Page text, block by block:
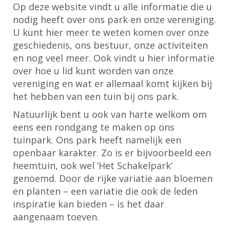
Op deze website vindt u alle informatie die u
nodig heeft over ons park en onze vereniging.
U kunt hier meer te weten komen over onze
geschiedenis, ons bestuur, onze activiteiten
en nog veel meer. Ook vindt u hier informatie
over hoe u lid kunt worden van onze
vereniging en wat er allemaal komt kijken bij
het hebben van een tuin bij ons park.
Natuurlijk bent u ook van harte welkom om
eens een rondgang te maken op ons
tuinpark. Ons park heeft namelijk een
openbaar karakter. Zo is er bijvoorbeeld een
heemtuin, ook wel ‘Het Schakelpark’
genoemd. Door de rijke variatie aan bloemen
en planten – een variatie die ook de leden
inspiratie kan bieden – is het daar
aangenaam toeven.